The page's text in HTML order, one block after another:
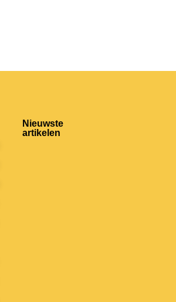
Nieuwste
artikelen